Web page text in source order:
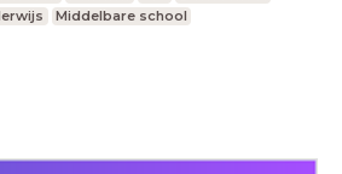
Middelbare school